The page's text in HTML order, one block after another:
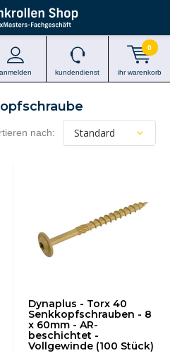
anmelden kundendienst ihr warenkorb
0
nach:
Dynaplus - Torx 40
Senkkopfschrauben - 8
x 60mm - AR-
beschichtet -
Vollgewinde (100 Stück)